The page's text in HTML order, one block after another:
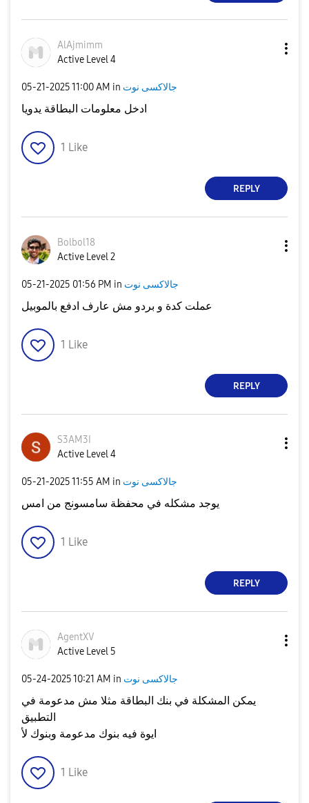
AlAjmimm
Active Level 4
‎05-21-202511:00 AM in جالاكسى نوت
ادخل معلومات البطاقة يدويا
1 Like
REPLY
Bolbol18
Active Level 2
‎05-21-2025 01:56 PM in جالاكسى نوت
عملت كدة و بردو مش عارف ادفع بالموبيل
1 Like
REPLY
S3AM3I
Active Level 4
‎05-21-202511:55 AM in جالاكسى نوت
يوجد مشكله في محفظة سامسونج من امس
1 Like
REPLY
AgentXV
Active Level 5
‎05-24-202510:21 AM in جالاكسى نوت
يمكن المشكلة في بنك البطاقة مثلا مش مدعومة في
التطبيق
ايوة فيه بنوك مدعومة وبنوك لأ
1 Like